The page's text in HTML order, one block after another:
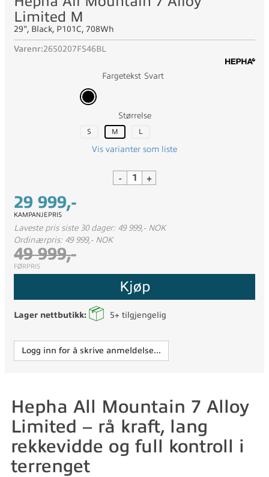
Limited M
29", Black, P101C, 708Wh
Logg inn for å skrive anmeldelse...
Varenr:2650207FS46BL
29 999,-
KAMPANJEPRIS
Laveste pris siste 30 dager: 49 999,- NOK
Ordinærpris: 49 999,- NOK
49 999,-
FØRPRIS
Fargetekst Svart
Størrelse
S M L
Vis varianter som liste
- +
Kjøp
Lager nettbutikk: 5+ tilgjengelig
Hepha All Mountain 7 Alloy
Limited – rå kraft, lang
rekkevidde og full kontroll i
terrenget